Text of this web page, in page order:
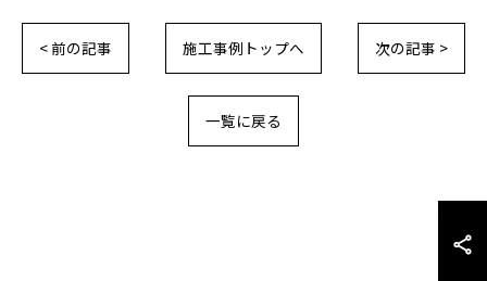
< 前の記事 施工事例トップへ 次の記事 >
一覧に戻る